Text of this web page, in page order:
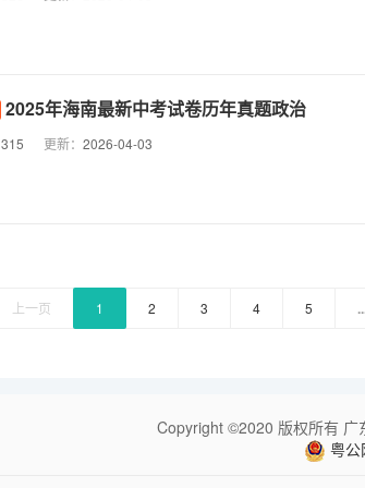
2025年海南最新中考试卷历年真题政治
315 更新： 2026-04-03
上一页 1 2 3 4 5
Copyright ©2020 版权所有
粤